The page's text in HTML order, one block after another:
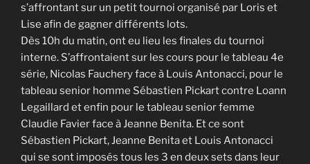
s’affrontant sur un petit tournoi organisé par Loris et
Lise afin de gagner différents lots.
Dès 10h du matin, ont eu lieu les finales du tournoi
interne. S’affrontaient sur les cours pour le tableau 4e
série, Nicolas Fauchery face à Louis Antonacci, pour le
tableau senior homme Sébastien Pickart contre Loann
Legaillard et enfin pour le tableau senior femme
Claudie Favier face à Jeanne Benita. Et ce sont
Sébastien Pickart, Jeanne Benita et Louis Antonacci
qui se sont imposés tous les 3 en deux sets dans leur